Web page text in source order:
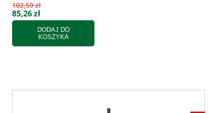
102,59 zł
85,26 zł
DODAJ DO
KOSZYKA